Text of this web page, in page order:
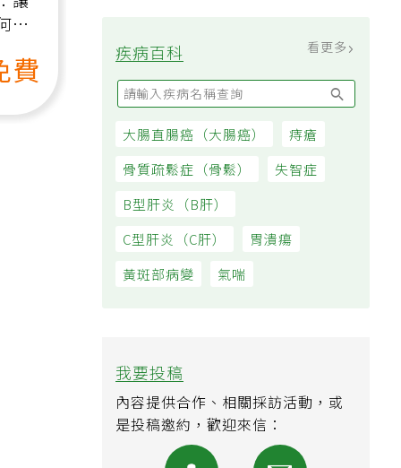
疾病百科
我要投稿
內容提供合作、相關採訪活動，或
是投稿邀約，歡迎來信：
讓
逆
費